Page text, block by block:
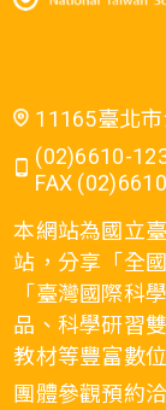
11165臺北
(02)6610-
FAX
本網站為國立
站，分享「全
「臺灣國際科
品、科學研習
教材等豐富數
團體參觀預約